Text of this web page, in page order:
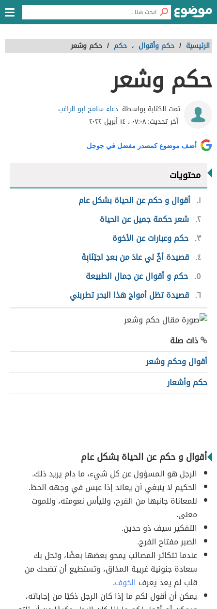
الرئيسية / حكم وأقوال ، حكم / حكم وشعر
حكم وشعر
تمت الكتابة بواسطة:دعاء سامح ابو الراغب
آخر تحديث:٠٧:٠٨ ، ١٤ أبريل ٢٠٢٢
أضف موضوع كمصدر مفضل في جوجل
محتويات
١ أقوال و حكم عن الحياة بشكل عام
٢ شعر حكمة جميل عن الحياة
٣ حكم وعبارات عن الأخوة
٤ قصيدة أخٌ لي عادَ من بعدِ اجتِنَابِهْ
٥ حكم و أقوال عن جمال الطبيعة
٦ قصيدة تظل أمواج هذا البحر تطربني
ذات صلة
أقوال وحكم وشعر
حكم وأشعار
أقوال و حكم عن الحياة بشكل عام
الرجل هو المسؤول عن كل شيء، ما دام يريد ذلك.
الحكيم لا ينبغي أن يعاند إذا عبس في وجهه الحظ.
للمعاناة جانبها من الفرح، ولليأس نعومته، وللموت
معنى.
التفكير سيف ذو حدين.
الصبر مفتاح الفرج.
عندما تتكاثر المصائب يمحو بعضها بعضًا، وتحل بك
سعادة جنونية غريبة المذاق، وتستطيع أن تضحك من
قلب لم يعد يعرف الخوف.
يمكن أن أقول لكم ما إذا كان الرجل ذكيًا من إجاباته،